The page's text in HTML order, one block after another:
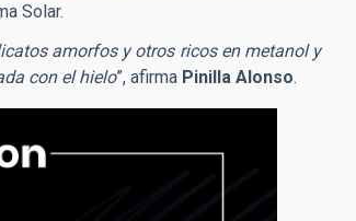
Solar.
amorfos y otros ricos en metanol y
con el hielo”, afirma Pinilla Alonso.